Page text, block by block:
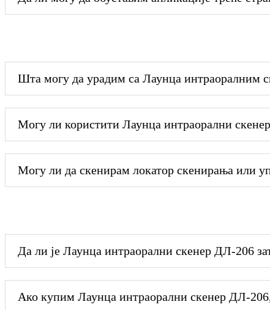
Шта могу да урадим са Лаунца интраоралним
Могу ли користити Лаунца интраорални
Могу ли да скенирам локатор скенирања или
Да ли је Лаунца интраорални скенер ДЛ-206
Ако купим Лаунца интраорални скенер ДЛ-